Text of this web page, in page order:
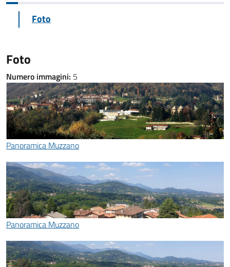
Foto
Foto
Numero immagini: 5
Panoramica Muzzano
Panoramica Muzzano